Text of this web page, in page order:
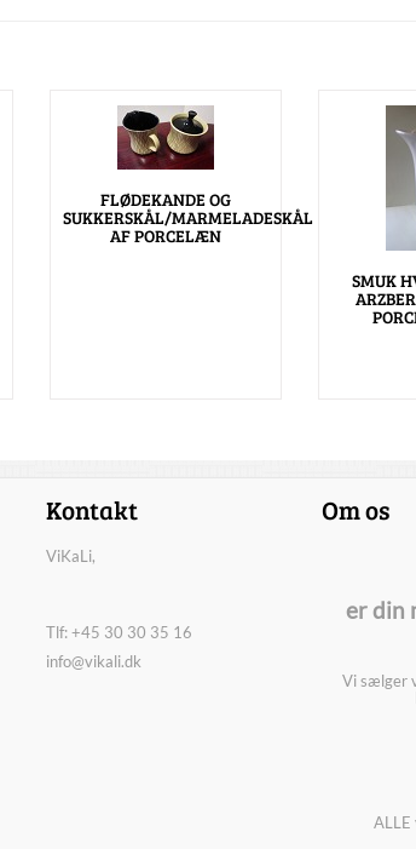
FLØDEKANDE OG
SUKKERSKÅL/MARMELADESKÅL
AF PORCELÆN
SMUK
Kontakt
ViKaLi,
Tlf: +45 30 30 35 16
info@vikali.dk
Om os
er din
Vi sælger
ALLE